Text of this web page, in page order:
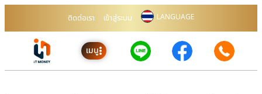
ติดต่อเรา เข้าสู่ระบบ LANGUAGE
เมนู